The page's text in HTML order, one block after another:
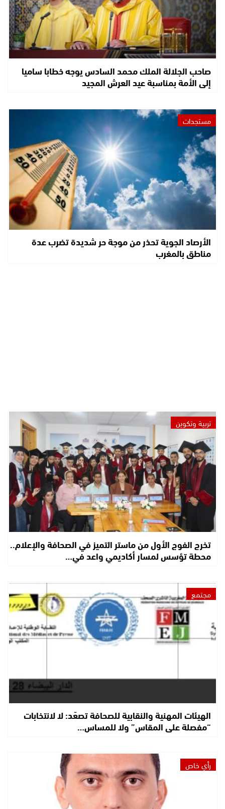
صاحب الجلالة الملك محمد السادس يوجه خطابا ساميا
إلى الأمة بمناسبة عيد العرش المجيد
مستجدات
الأرصاد الجوية تحذر من موجة حر شديدة تضرب عدة
مناطق بالمغرب
تربية وتكوين
تخرج الفوج الأول من ماستر التميز في الصحافة والإعلام..
محطة تؤسس لمسار أكاديمي واعد في…
مجتمع
الهيئات المهنية والنقابية للصحافة تصعّد: لا لانتخابات
“مفصلة على المقاس” ولا للمساس…
رأي خاص